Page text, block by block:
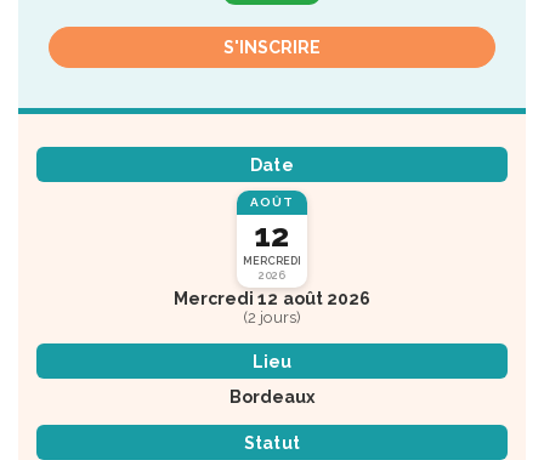
S'INSCRIRE
Date
AOÛT
12
MERCREDI
2026
Mercredi 12 août 2026
(2 jours)
Lieu
Bordeaux
Statut